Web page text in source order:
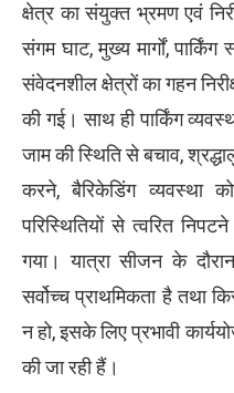
क्षेत्र का संयुक्त भ्रमण एवं
संगम घाट, मुख्य मार्गों,
संवेदनशील क्षेत्रों का गहन
की गई। साथ ही पार्किंग
जाम की स्थिति से बचाव,
करने, बैरिकेडिंग व्यवस्था
परिस्थितियों से त्वरित
गया। यात्रा सीजन के
सर्वोच्च प्राथमिकता है तथा
न हो, इसके लिए प्रभावी
की जा रही हैं।